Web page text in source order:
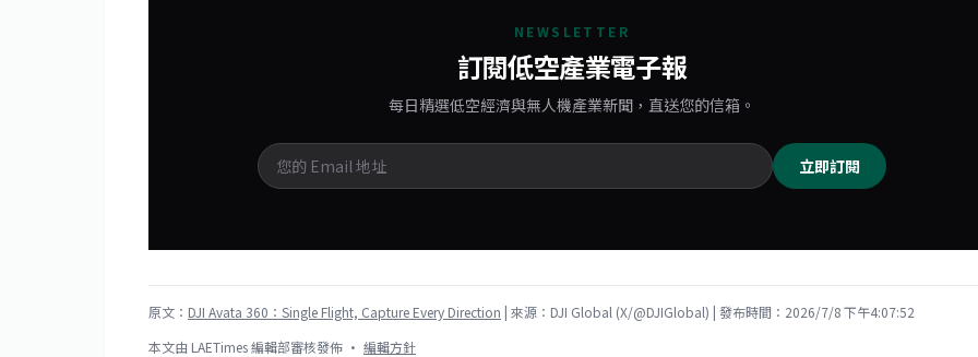
NEWSLETTER
訂閱低空產業電子報
每日精選低空經濟與無人機產業新聞，直送您的信箱。
立即訂閱
原文： DJI Avata 360：Single Flight, Capture Every Direction | 來源：DJI Global (X/@DJIGlobal) | 發布時間：2026/7/8 下午4:07:52
本文由 LAETimes 編輯部審核發佈 · 編輯方針